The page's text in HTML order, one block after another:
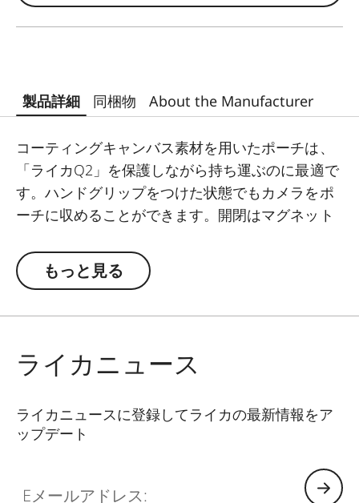
製品詳細 同梱物 About the Manufacturer
コーティングキャンバス素材を用いたポーチは、
「ライカQ2」を保護しながら持ち運ぶのに最適で
す。ハンドグリップをつけた状態でもカメラをポ
ーチに収めることができます。開閉はマグネット
グレー、レッドの3色をラインアップしています。
もっと見る
ライカニュース
ライカニュースに登録してライカの最新情報をア
ップデート